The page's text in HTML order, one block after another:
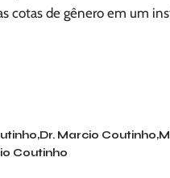
cotas de gênero em um
Dr. Marcio Coutinho
Coutinho